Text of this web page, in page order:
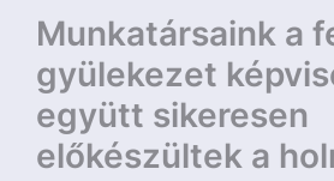
Munkatársaink a
gyülekezet
együtt sikeresen
előkészültek a